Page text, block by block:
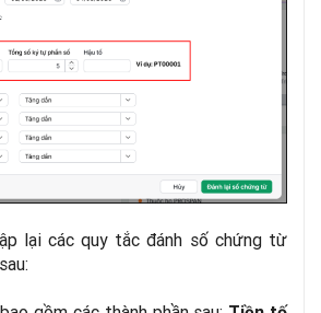
lại các quy tắc đánh số chứng từ